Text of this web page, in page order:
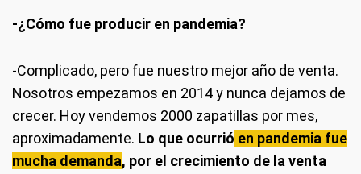
-¿Cómo fue producir en pandemia?
-Complicado, pero fue nuestro mejor año de venta.
Nosotros empezamos en 2014 y nunca dejamos de
crecer. Hoy vendemos 2000 zapatillas por mes,
aproximadamente. Lo que ocurrió en pandemia fue
mucha demanda, por el crecimiento de la venta